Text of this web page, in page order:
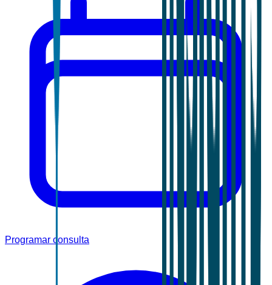
Programar consulta